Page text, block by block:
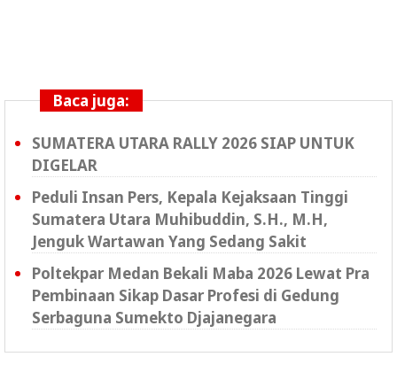
Baca juga:
SUMATERA UTARA RALLY 2026 SIAP UNTUK
DIGELAR
Peduli Insan Pers, Kepala Kejaksaan Tinggi
Sumatera Utara Muhibuddin, S.H., M.H,
Jenguk Wartawan Yang Sedang Sakit
Poltekpar Medan Bekali Maba 2026 Lewat Pra
Pembinaan Sikap Dasar Profesi di Gedung
Serbaguna Sumekto Djajanegara